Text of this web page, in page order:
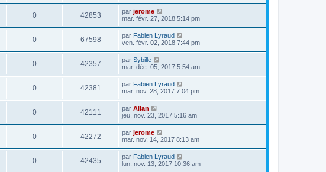
0 42853 par jerome
mar. févr. 27, 2018 5:14 pm
0 67598 par Fabien Lyraud
ven. févr. 02, 2018 7:44 pm
0 42357 par Sybille
mar. déc. 05, 2017 5:54 am
0 42381 par Fabien Lyraud
mar. nov. 28, 2017 7:04 pm
0 42111 par Allan
jeu. nov. 23, 2017 5:16 am
0 42272 par jerome
mar. nov. 14, 2017 8:13 am
0 42435 par Fabien Lyraud
lun. nov. 13, 2017 10:36 am